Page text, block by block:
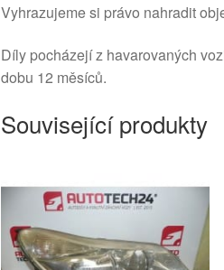
Vyhrazujeme si právo nahradit
Díly pocházejí z havarovaných
dobu 12 měsíců.
Související produkty